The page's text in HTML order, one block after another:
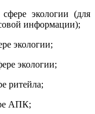
экологии (для
информации);
экологии;
экологии;
ритейла;
АПК;